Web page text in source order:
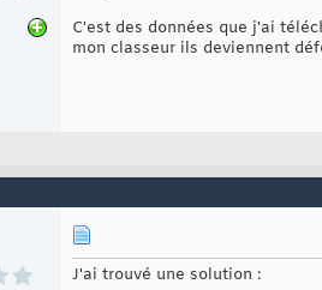
C'est des données que j'ai
mon classeur ils deviennent
J'ai trouvé une solution :